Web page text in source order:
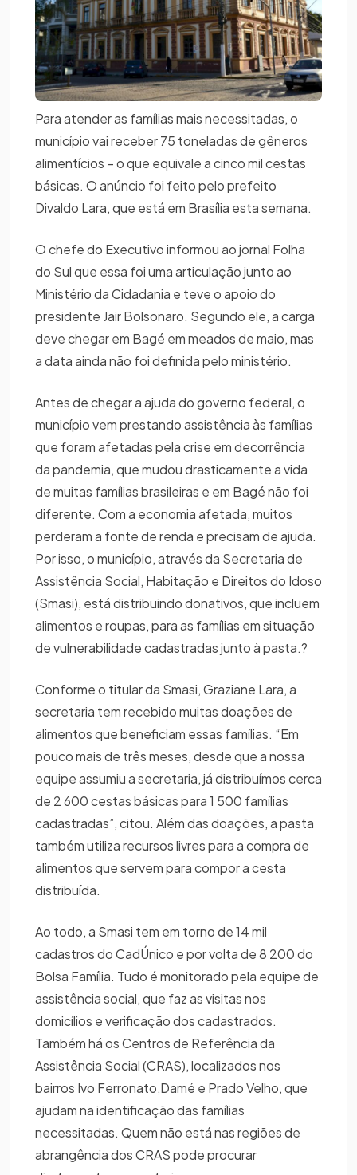
Para atender as famílias mais necessitadas, o
município vai receber 75 toneladas de gêneros
alimentícios – o que equivale a cinco mil cestas
básicas. O anúncio foi feito pelo prefeito
Divaldo Lara, que está em Brasília esta semana.
O chefe do Executivo informou ao jornal Folha
do Sul que essa foi uma articulação junto ao
Ministério da Cidadania e teve o apoio do
presidente Jair Bolsonaro. Segundo ele, a carga
deve chegar em Bagé em meados de maio, mas
a data ainda não foi definida pelo ministério.
Antes de chegar a ajuda do governo federal, o
município vem prestando assistência às famílias
que foram afetadas pela crise em decorrência
da pandemia, que mudou drasticamente a vida
de muitas famílias brasileiras e em Bagé não foi
diferente. Com a economia afetada, muitos
perderam a fonte de renda e precisam de ajuda.
Por isso, o município, através da Secretaria de
Assistência Social, Habitação e Direitos do Idoso
(Smasi), está distribuindo donativos, que incluem
alimentos e roupas, para as famílias em situação
de vulnerabilidade cadastradas junto à pasta.?
Conforme o titular da Smasi, Graziane Lara, a
secretaria tem recebido muitas doações de
alimentos que beneficiam essas famílias. “Em
pouco mais de três meses, desde que a nossa
equipe assumiu a secretaria, já distribuímos cerca
de 2 600 cestas básicas para 1 500 famílias
cadastradas”, citou. Além das doações, a pasta
também utiliza recursos livres para a compra de
alimentos que servem para compor a cesta
distribuída.
Ao todo, a Smasi tem em torno de 14 mil
cadastros do CadÚnico e por volta de 8 200 do
Bolsa Família. Tudo é monitorado pela equipe de
assistência social, que faz as visitas nos
domicílios e verificação dos cadastrados.
Também há os Centros de Referência da
Assistência Social (CRAS), localizados nos
bairros Ivo Ferronato,Damé e Prado Velho, que
ajudam na identificação das famílias
necessitadas. Quem não está nas regiões de
abrangência dos CRAS pode procurar